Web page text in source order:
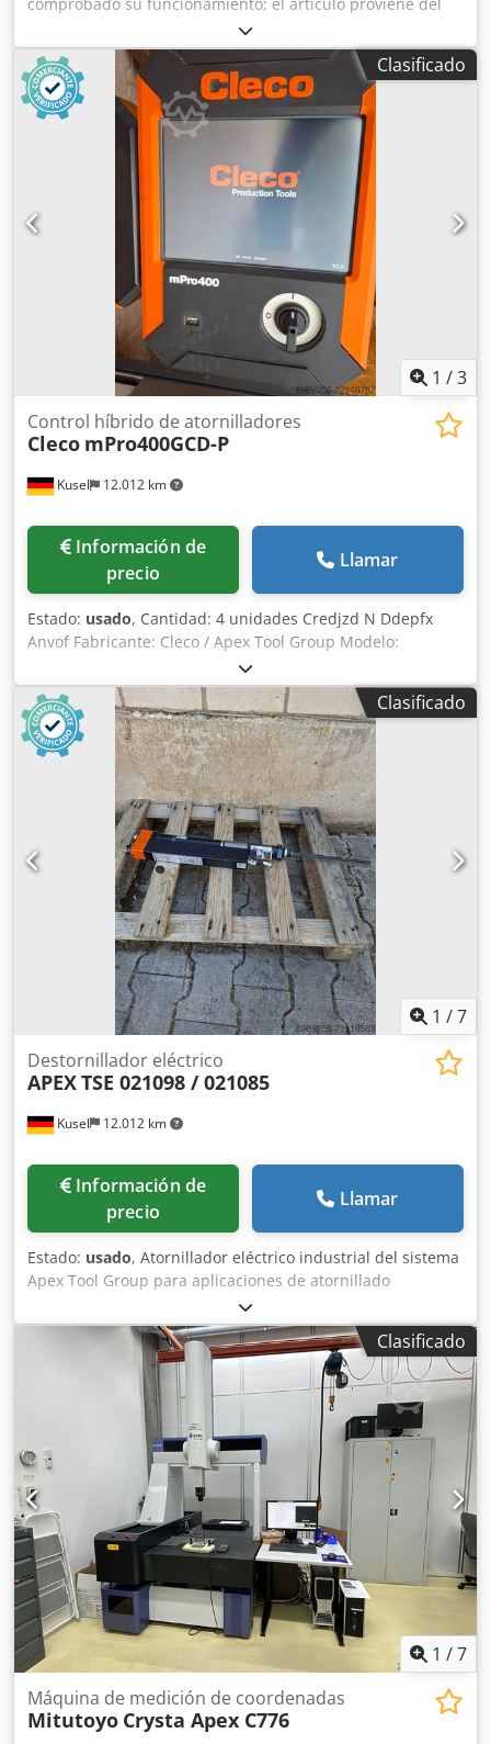
desmontaje de instalaciones de un proveedor de la
industria automotriz. Cjdpezd N Eujfx Anvjrf Fabricante:
Cleco / Apex Tool Group Modelo: mPro400GCD-SH Voltaje:
100–240 V CA ±10 % Frecuencia: 50 / 60 Hz Peso: 12,8 kg
Dimensiones: 266,7 mm × 381 mm × 288 mm
Compatibilidad con herramientas: NeoTek, herramientas
con cable e inalámbricas Conexiones: Ethernet, USB, RS-
232, E/S Características especiales: Control híbrido para
herramientas con cable e inalámbricas.
Clasificado
1 /3
Kusel 12.012 km
Control híbrido de atornilladores
Cleco mPro400GCD-P
Información de
precio
Llamar
Estado: usado, Cantidad: 4 unidades Credjzd N Ddepfx
Anvof Fabricante: Cleco / Apex Tool Group Modelo:
mPro400GCD-P Tensión: 100-240 V CA ±10 % Frecuencia: 50
/ 60 Hz Peso: 13,7 kg Dimensiones: 266,7 mm × 381 mm ×
288 mm Compatibilidad con herramientas: NeoTek 30 / 50
/ 70, LiveWire, CellCore, CellTek, I-Wrench, serie 18 / 48, 17
/ 47 / 67 Conexiones: 1 conector de herramienta NeoTek
Conexiones: 1 conector de herramienta de la serie 18 / 48
Comunicación: 2 × Ethernet RJ45 Comunicación: 2 × RS-232
Comunicación: 3 × USB 2.0 E/S: 8 entradas / 8 salidas (24 V,
ópticamente aisladas) Bus de sistema: ARCnet / TSnet
Memoria: Ranura CompactFlash Longitud máxima del
cable de la herramienta: 45 m
Clasificado
1 /7
Kusel 12.012 km
Destornillador eléctrico
APEXTSE 021098 / 021085
Información de
precio
Llamar
Estado: usado, Atornillador eléctrico industrial del sistema
Apex Tool Group para aplicaciones de atornillado
automatizadas y líneas de montaje. Dos unidades
idénticas disponibles. Fabricante: Apex Tool Group Marca:
APEX / Cleco Tipo: TSE Modelo: Atornillador eléctrico con
husillo Número de artículo: 961446PT Estado: usado Año
de fabricación: 2018 Tensión de alimentación: 380 VCC
Frecuencia: 0 Hz Crjdpfx Ajzdagdjnvsf Corriente de
entrada: 2/10 ADC Husillo de atornillado: Fabricante: Cleco
Rango de par: 7 - 12 Nm Velocidad máxima: 2921 min⁻¹
Peso: 1,0 kg Codificador: Fabricante: Cleco Tipo: IK3B
Relación de transmisión: 1:1 Compatibilidad: IK3M
Cantidad disponible: 2
Clasificado
1 /7
Máquina de medición de coordenadas
Mitutoyo Crysta Apex C776